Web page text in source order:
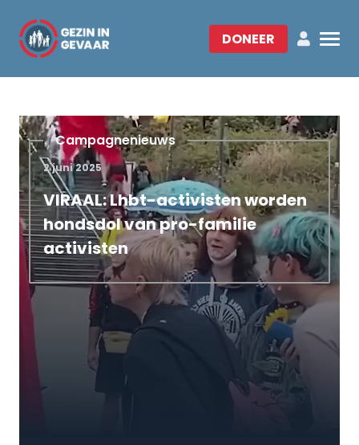
DONEER
Campagnenieuws
2 juni 2025
VIRAAL: Lhbt-activisten worden
hondsdol van pro-familie
activisten